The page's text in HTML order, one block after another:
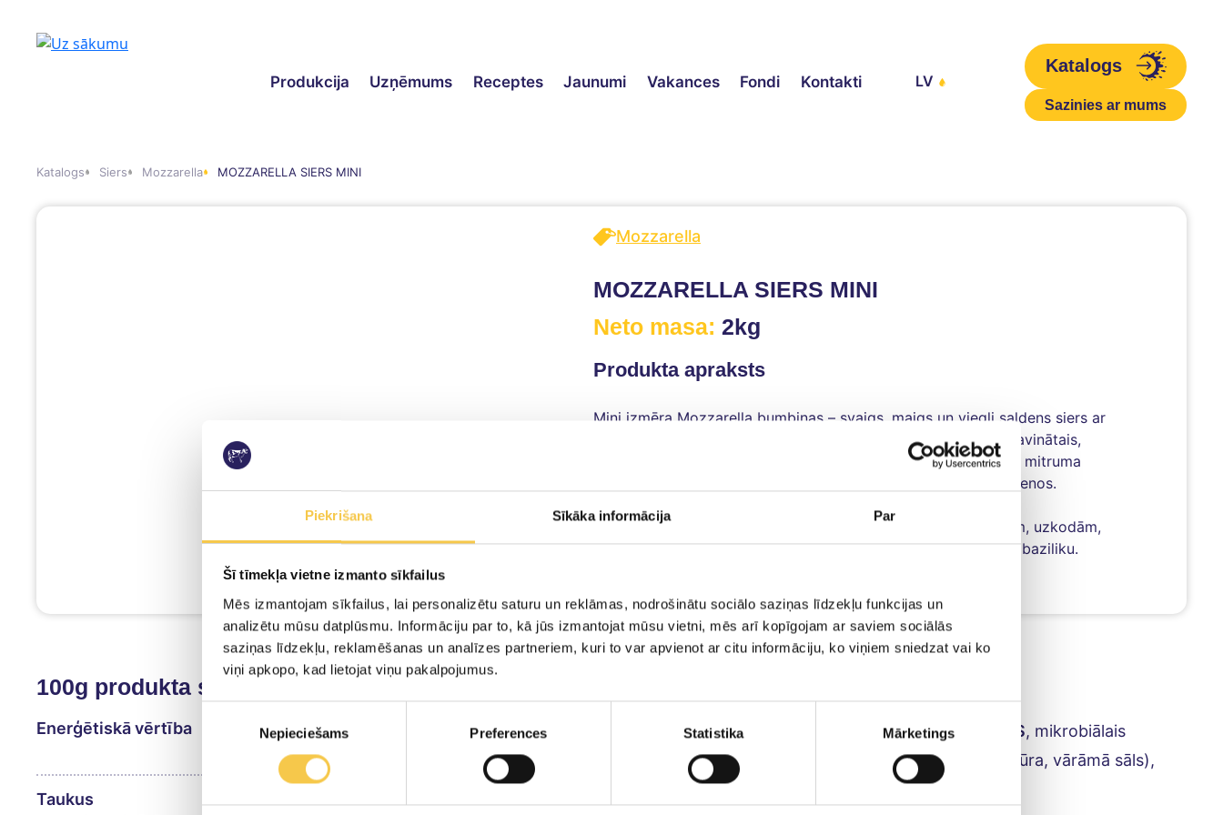
Piekrišana Sīkāka informācija Par
Šī tīmekļa vietne izmanto sīkfailus
Mēs izmantojam sīkfailus, lai personalizētu saturu un reklāmas, nodrošinātu sociālo saziņas līdzekļu funkcijas un
analizētu mūsu datplūsmu. Informāciju par to, kā jūs izmantojat mūsu vietni, mēs arī kopīgojam ar saviem sociālās
saziņas līdzekļu, reklamēšanas un analīzes partneriem, kuri to var apvienot ar citu informāciju, ko viņiem sniedzat vai ko
viņi apkopo, kad lietojat viņu pakalpojumus.
Nepieciešams Preferences Statistika Mārketings
Produkcija Uzņēmums Receptes Jaunumi Vakances Fondi Kontakti LV
Katalogs
Sazinies ar mums
Katalogs Siers Mozzarella MOZZARELLA SIERS MINI
Mozzarella
MOZZARELLA SIERS MINI
Neto masa: 2kg
Produkta apraksts
Mini izmēra Mozzarella bumbiņas – svaigs, maigs un viegli saldens siers ar
augstu mitruma saturu, kas tiek glabāts sālījumā. Šis nenogatavinātais,
mīkstais siers ar 45% tauku saturu sausnā un vairāk nekā 67% mitruma
beztauku daļā ir lieliski piemērots ērtai lietošanai dažādos ēdienos.
Mini formāts padara šo sieru par ideālu papildinājumu salātiem, uzkodām,
šašliku šķīvjiem vai vienkārši baudīšanai kopā ar tomātiem un baziliku.
100g produkta satur:
Enerģētiskā vērtība
1162kJ /
280kcal
Taukus
Sastāvdaļas: mīkstais siers ( pasterizēts PIENS, mikrobiālais
ferments, termofīlo pienskābo baktēriju tīrkultūra, vārāmā sāls),
sāls šķīdums 50%( ūdens, sāls).